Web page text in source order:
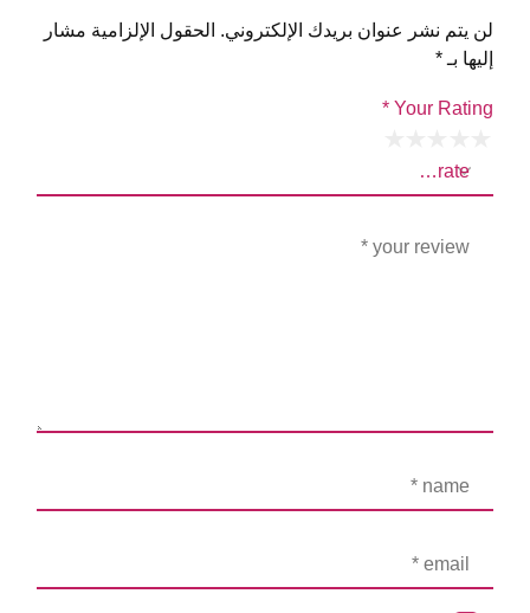
لن يتم نشر عنوان بريدك الإلكتروني. الحقول الإلزامية مشار
إليها بـ*
Your Rating
*